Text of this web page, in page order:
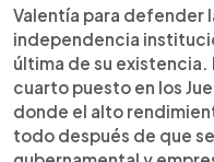
Valentía para defender
independencia
última de su existencia.
cuarto puesto en los
donde el alto
todo después de que